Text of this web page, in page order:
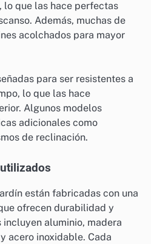
lo que las hace perfectas
Además, muchas de
acolchados para mayor
para ser resistentes a
lo que las hace
Algunos modelos
adicionales como
de reclinación.
están fabricadas con una
ofrecen durabilidad y
incluyen aluminio, madera
acero inoxidable. Cada